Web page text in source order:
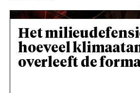
Het
hoeveel
overleeft de